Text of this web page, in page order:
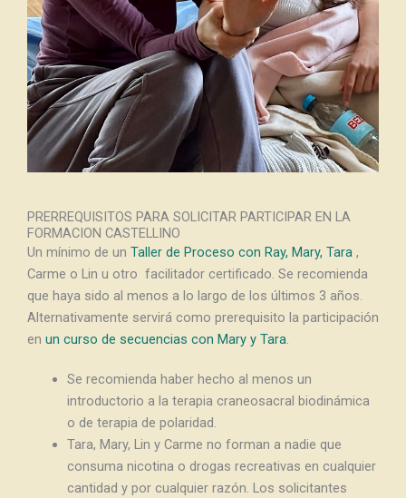
PRERREQUISITOS PARA SOLICITAR PARTICIPAR EN LA
FORMACION CASTELLINO
Un mínimo de un Taller de Proceso con Ray, Mary, Tara ,
Carme o Lin u otro facilitador certificado. Se recomienda
que haya sido al menos a lo largo de los últimos 3 años.
Alternativamente servirá como prerequisito la participación
en un curso de secuencias con Mary y Tara.
Se recomienda haber hecho al menos un
introductorio a la terapia craneosacral biodinámica
o de terapia de polaridad.
Tara, Mary, Lin y Carme no forman a nadie que
consuma nicotina o drogas recreativas en cualquier
cantidad y por cualquier razón. Los solicitantes